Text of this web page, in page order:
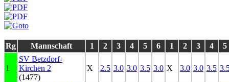
Rg Mannschaft 1 2 3 4 5 6 1 2 3 4 5
1
SV Betzdorf-
Kirchen 2
(1477)
X 2.5 3.0 3.0 3.5 3.0 X 3.0 3.0 3.5